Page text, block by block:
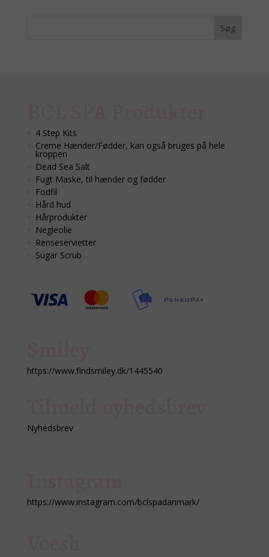
4 Step Kits
Creme Hænder/Fødder, kan også bruges på hele
kroppen
Dead Sea Salt
Fugt Maske, til hænder og fødder
Fodfil
Hård hud
Hårprodukter
Negleolie
Renseservietter
Sugar Scrub
https://www.findsmiley.dk/1445540
Nyhedsbrev
https://www.instagram.com/bclspadanmark/